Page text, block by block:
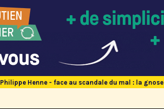
Philippe Henne - face au scandale du mal : la gnose